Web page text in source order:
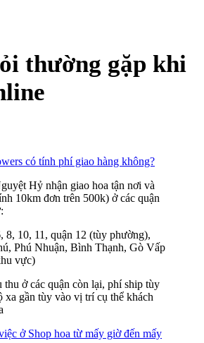
thường gặp khi
có tính phí giao hàng không?
Hỷ nhận giao hoa tận nơi và
10km đơn trên 500k) ở các quận
8, 10, 11, quận 12 (tùy phường),
Phú Nhuận, Bình Thạnh, Gò Vấp
vực)
thu ở các quận còn lại, phí ship tùy
xa gần tùy vào vị trí cụ thể khách
ở Shop hoa từ mấy giờ đến mấy